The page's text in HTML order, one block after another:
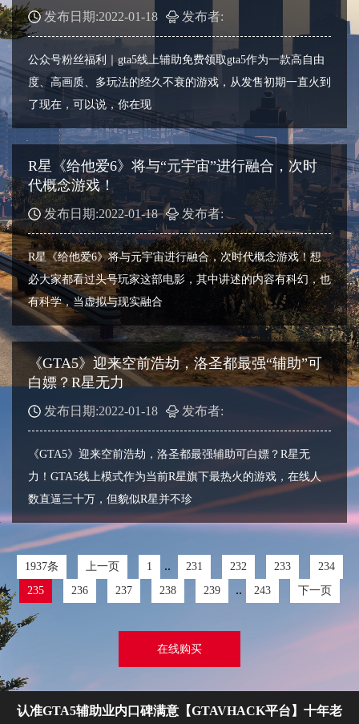
发布日期:2022-01-18 发布者:
公众号粉丝福利｜gta5线上辅助免费领取gta5作为一款高自由
度、高画质、多玩法的经久不衰的游戏，从发售初期一直火到
了现在，可以说，你在现
R星《给他爱6》将与“元宇宙”进行融合，次时
代概念游戏！
发布日期:2022-01-18 发布者:
R星《给他爱6》将与元宇宙进行融合，次时代概念游戏！想
必大家都看过头号玩家这部电影，其中讲述的内容有科幻，也
有科学，当虚拟与现实融合
《GTA5》迎来空前浩劫，洛圣都最强“辅助”可
白嫖？R星无力
发布日期:2022-01-18 发布者:
《GTA5》迎来空前浩劫，洛圣都最强辅助可白嫖？R星无
力！GTA5线上模式作为当前R星旗下最热火的游戏，在线人
数直逼三十万，但貌似R星并不珍
1937条 上一页 1 .. 231 232 233
234
235
236 237 238 239 .. 243 下一页
在线购买
认准GTA5辅助业内口碑满意【GTAVHACK平台】十年老